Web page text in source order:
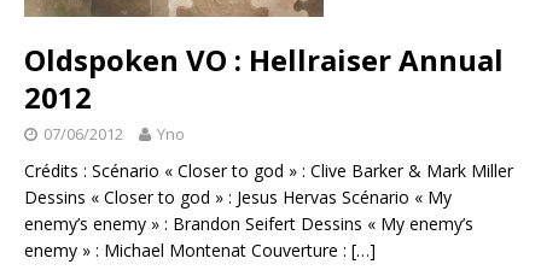
Oldspoken VO : Hellraiser Annual
2012
07/06/2012 Yno
Crédits : Scénario « Closer to god » : Clive Barker & Mark Miller
Dessins « Closer to god » : Jesus Hervas Scénario « My
enemy’s enemy » : Brandon Seifert Dessins « My enemy’s
enemy » : Michael Montenat Couverture : […]